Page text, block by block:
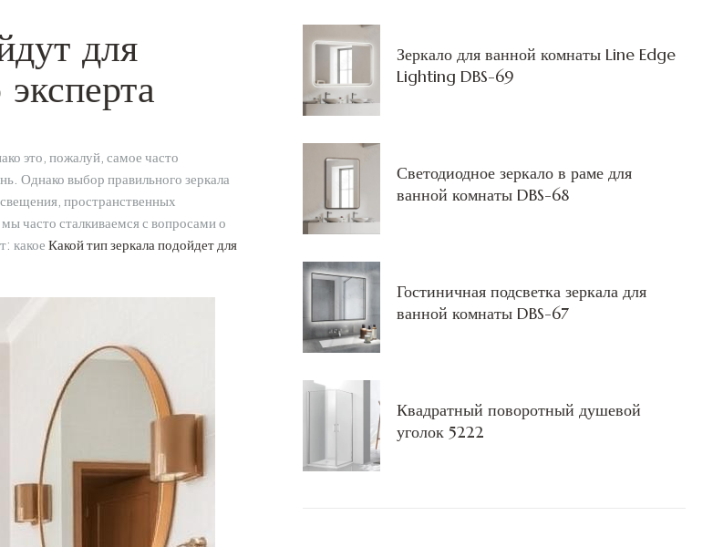
для
это, пожалуй, самое часто
Однако выбор правильного зеркала
пространственных
часто сталкиваемся с вопросами о
какое Какой тип зеркала подойдет для
Зеркало для ванной комнаты Line Edge
Lighting DBS-69
Светодиодное зеркало в раме для
ванной комнаты DBS-68
Гостиничная подсветка зеркала для
ванной комнаты DBS-67
Квадратный поворотный душевой
уголок 5222